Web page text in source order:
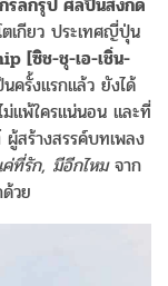
เกียว ประเทศญี่ปุ่น
[ซิช-ชุ-เอ-เชิ่น-
ครั้งแรกแล้ว ยังได้
แพ้ใครแน่นอน และที่
ผู้สร้างสรรค์บทเพลง
ที่รัก, มีอีกไหม จาก
วย